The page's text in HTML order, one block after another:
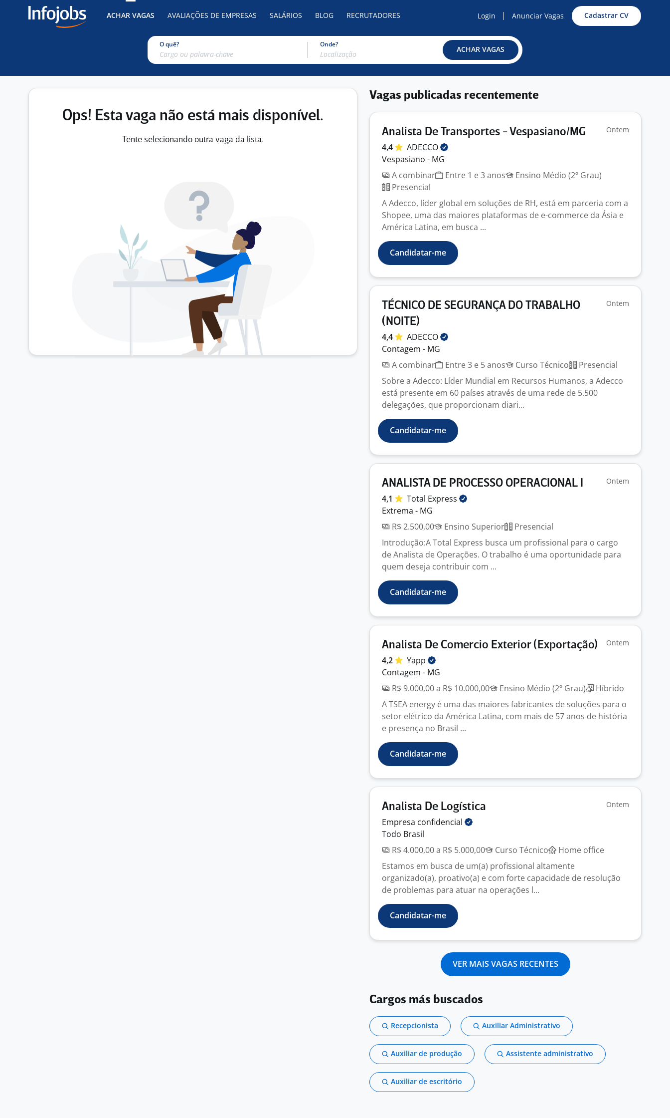
ACHAR VAGAS AVALIAÇÕES DE EMPRESAS SALÁRIOS BLOG RECRUTADORES Login Anunciar Vagas Cadastrar CV
O quê? Onde?
ACHAR VAGAS
Ops! Esta vaga não está mais disponível.
Tente selecionando outra vaga da lista.
Vagas publicadas recentemente
Analista De Transportes - Vespasiano/MG Ontem
4,4
ADECCO
Vespasiano - MG
A combinar
Entre 1 e 3 anos
Ensino Médio (2º Grau)
Presencial
A Adecco, líder global em soluções de RH, está em parceria com a
Shopee, uma das maiores plataformas de e-commerce da Ásia e
América Latina, em busca ...
Candidatar-me
TÉCNICO DE SEGURANÇA DO TRABALHO
(NOITE)
Ontem
4,4
ADECCO
Contagem - MG
A combinar
Entre 3 e 5 anos Curso Técnico
Presencial
Sobre a Adecco: Líder Mundial em Recursos Humanos, a Adecco
está presente em 60 países através de uma rede de 5.500
delegações, que proporcionam diari...
Candidatar-me
ANALISTA DE PROCESSO OPERACIONAL I Ontem
4,1 Total Express
Extrema - MG
R$ 2.500,00
Ensino Superior
Presencial
Introdução:A Total Express busca um profissional para o cargo
de Analista de Operações. O trabalho é uma oportunidade para
quem deseja contribuir com ...
Candidatar-me
Analista De Comercio Exterior (Exportação) Ontem
4,2
Yapp
Contagem - MG
R$ 9.000,00 a R$ 10.000,00
Ensino Médio (2º Grau)
Híbrido
A TSEA energy é uma das maiores fabricantes de soluções para o
setor elétrico da América Latina, com mais de 57 anos de história
e presença no Brasil ...
Candidatar-me
Analista De Logística Ontem
Empresa confidencial
Todo Brasil
R$ 4.000,00 a R$ 5.000,00
Curso Técnico
Home office
Estamos em busca de um(a) profissional altamente
organizado(a), proativo(a) e com forte capacidade de resolução
de problemas para atuar na operações l...
Candidatar-me
VER MAIS VAGAS RECENTES
Cargos más buscados
Recepcionista Auxiliar Administrativo
Auxiliar de produção Assistente administrativo
Auxiliar de escritório